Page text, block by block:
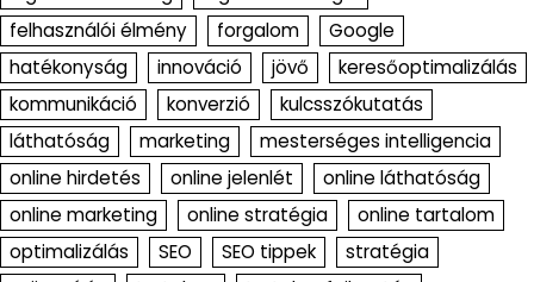
felhasználói élmény
forgalom
Google
hatékonyság
innováció jövő
keresőoptimalizálás
kommunikáció
konverzió
kulcsszókutatás
láthatóság
marketing
mesterséges intelligencia
online hirdetés
online jelenlét
online láthatóság
online marketing
online stratégia
online tartalom
optimalizálás
SEO SEO tippek
stratégia